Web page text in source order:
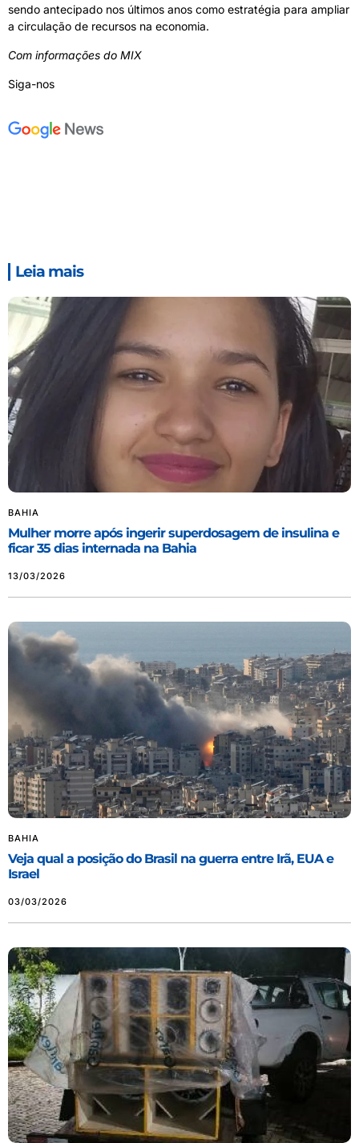
sendo antecipado nos últimos anos como estratégia para ampliar
a circulação de recursos na economia.
Com informações do MIX
Siga-nos
Leia mais
BAHIA
Mulher morre após ingerir superdosagem de insulina e
ficar 35 dias internada na Bahia
13/03/2026
BAHIA
Veja qual a posição do Brasil na guerra entre Irã, EUA e
Israel
03/03/2026